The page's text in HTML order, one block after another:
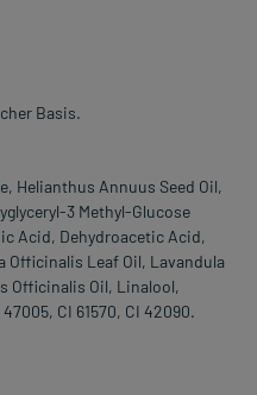
Basis.
Helianthus Annuus Seed Oil,
3 Methyl-Glucose
Acid, Dehydroacetic Acid,
Officinalis Leaf Oil, Lavandula
Officinalis Oil, Linalool,
CI 61570, CI 42090.